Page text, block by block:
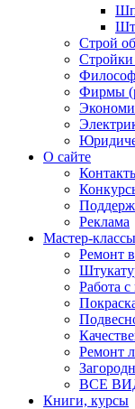
Строй
Фирмы
О сайте
Реклама
Мастер-классы
Ремонт
Работа
Ремонт
ВСЕ
Книги, курсы